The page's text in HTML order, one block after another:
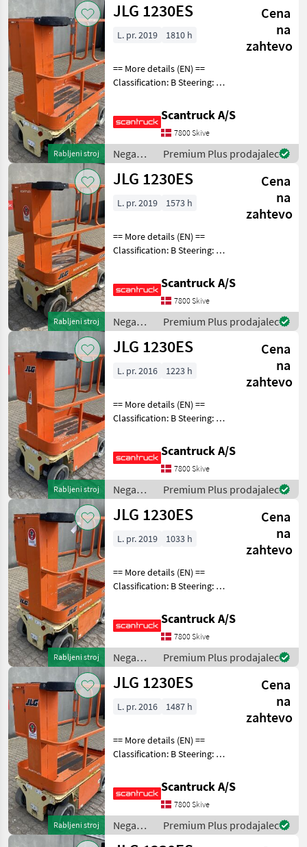
JLG
Rabljeni stroj
JLG 1230ES
Cena
na
zahtevo
L. pr. 2019 1810 h
== More details (EN) ==
Classification: B Steering: 2
24 Lifting speed up/down
(sek.): 12/12 Gradeability
(%): 25 Platform height: 366
Scantruck A/S
7800 Skive
Nega
dreves /
JLG
Premium Plus prodajalec
Rabljeni stroj
JLG 1230ES
Cena
na
zahtevo
L. pr. 2019 1573 h
== More details (EN) ==
Classification: B Steering: 2
24 Lifting speed up/down
(sek.): 12 Gradeability (%):
25% Trackunit: 938546 Plat
Scantruck A/S
7800 Skive
Nega
dreves /
JLG
Premium Plus prodajalec
Rabljeni stroj
JLG 1230ES
Cena
na
zahtevo
L. pr. 2016 1223 h
== More details (EN) ==
Classification: B Steering: 2
type: Afsmitningsfrie hjul,
str. 100 x 323 Wheel rear
type: Afsmitningsfrie hjul,
Scantruck A/S
7800 Skive
Nega
dreves /
JLG
Premium Plus prodajalec
Rabljeni stroj
JLG 1230ES
Cena
na
zahtevo
L. pr. 2019 1033 h
== More details (EN) ==
Classification: B Steering: 2
24 Lifting speed up/down
(sek.): 12 Gradeability (%):
25% Trackunit: 3501040 Pla
Scantruck A/S
7800 Skive
Nega
dreves /
JLG
Premium Plus prodajalec
Rabljeni stroj
JLG 1230ES
Cena
na
zahtevo
L. pr. 2016 1487 h
== More details (EN) ==
Classification: B Steering: 2
type: Afsmitningsfrie hjul,
str. 100 x 323 Wheel rear
type: Afsmitningsfrie hjul,
Scantruck A/S
7800 Skive
Nega
dreves /
Premium Plus prodajalec